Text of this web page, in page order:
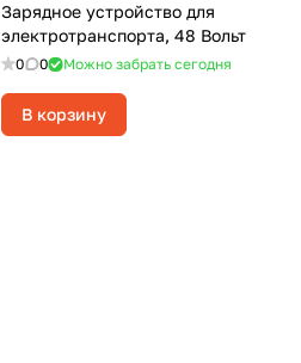
Зарядное устройство для
электротранспорта, 48 Вольт
0 0 Можно забрать сегодня
В корзину